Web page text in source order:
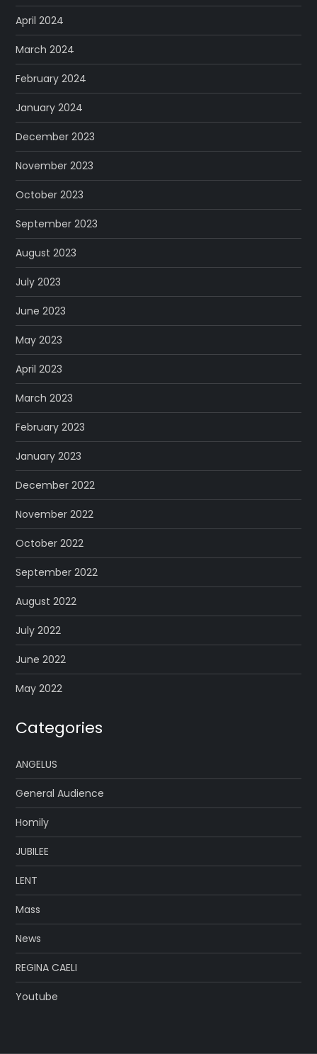
April 2024
March 2024
February 2024
January 2024
December 2023
November 2023
October 2023
September 2023
August 2023
July 2023
June 2023
May 2023
April 2023
March 2023
February 2023
January 2023
December 2022
November 2022
October 2022
September 2022
August 2022
July 2022
June 2022
May 2022
Categories
ANGELUS
General Audience
Homily
JUBILEE
LENT
Mass
News
REGINA CAELI
Youtube